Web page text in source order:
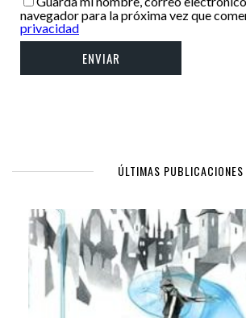
navegador para la próxima vez que
privacidad
ÚLTIMAS PUBLICACIONES